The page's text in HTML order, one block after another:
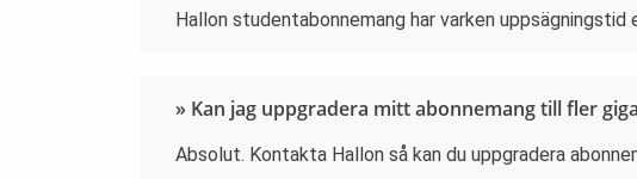
Hallon studentabonnemang har varken
» Kan jag uppgradera mitt abonnemang till fler
Absolut. Kontakta Hallon så kan du uppgradera